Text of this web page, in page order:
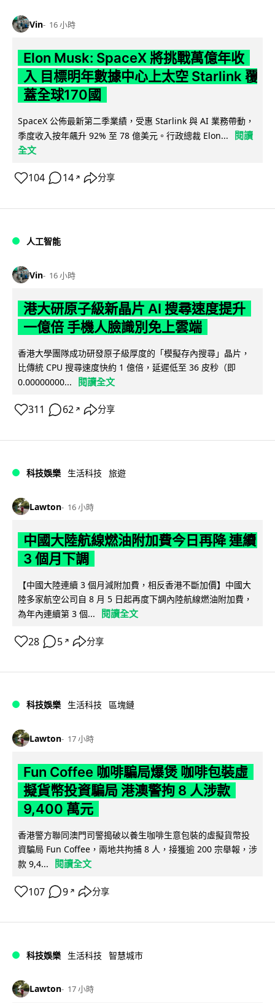
Vin 16 小時
Elon Musk: SpaceX 將挑戰萬億年收
入 目標明年數據中心上太空 Starlink 覆
蓋全球170國
SpaceX 公佈最新第二季業績，受惠 Starlink 與 AI 業務帶動，
季度收入按年飆升 92% 至 78 億美元。行政總裁 Elon...
閱讀
全文
104 14 ↗ 分享
人工智能
Vin 16 小時
港大研原子級新晶片 AI 搜尋速度提升
一億倍 手機人臉識別免上雲端
香港大學團隊成功研發原子級厚度的「模擬存內搜尋」晶片，
比傳統 CPU 搜尋速度快約 1 億倍，延遲低至 36 皮秒（即
0.00000000...
閱讀全文
311 62 ↗ 分享
科技娛樂 生活科技 旅遊
Lawton 16 小時
中國大陸航線燃油附加費今日再降 連續
3 個月下調
【中國大陸連續 3 個月減附加費，相反香港不斷加價】中國大
陸多家航空公司自 8 月 5 日起再度下調內陸航線燃油附加費，
為年內連續第 3 個...
閱讀全文
28 5 ↗ 分享
科技娛樂 生活科技 區塊鏈
Lawton 17 小時
Fun Coffee 咖啡騙局爆煲 咖啡包裝虛
擬貨幣投資騙局 港澳警拘 8 人涉款
9,400 萬元
香港警方聯同澳門司警搗破以養生咖啡生意包裝的虛擬貨幣投
資騙局 Fun Coffee，兩地共拘捕 8 人，接獲逾 200 宗舉報，涉
款 9,4...
閱讀全文
107 9 ↗ 分享
科技娛樂 生活科技 智慧城市
Lawton 17 小時